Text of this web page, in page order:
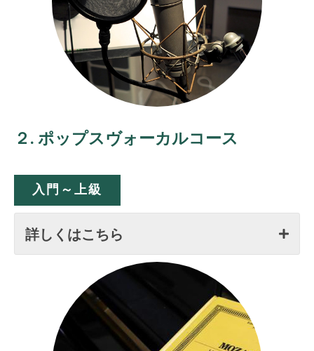
２. ポップスヴォーカルコース
入門～上級
詳しくはこちら